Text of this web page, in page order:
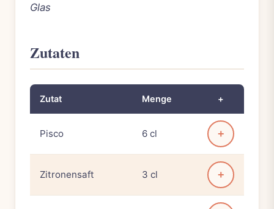
Glas
Zutaten
Zutat Menge +
Pisco 6 cl +
Zitronensaft 3 cl +